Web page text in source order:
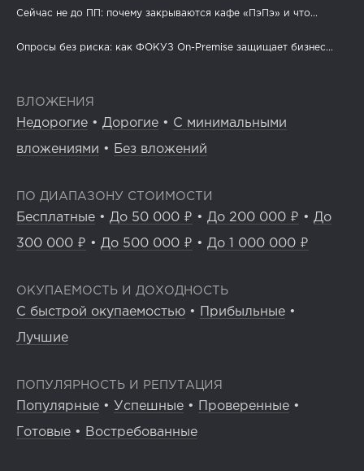
Сейчас не до ПП: почему закрываются кафе «ПэПэ» и что...
Опросы без риска: как ФОКУЗ On-Premise защищает бизнес...
ВЛОЖЕНИЯ
Недорогие • Дорогие • С минимальными
вложениями • Без вложений
ПО ДИАПАЗОНУ СТОИМОСТИ
Бесплатные • До 50 000 ₽ • До 200 000 ₽ • До
300 000 ₽ • До 500 000 ₽ • До 1 000 000 ₽
ОКУПАЕМОСТЬ И ДОХОДНОСТЬ
С быстрой окупаемостью • Прибыльные •
Лучшие
ПОПУЛЯРНОСТЬ И РЕПУТАЦИЯ
Популярные • Успешные • Проверенные •
Готовые • Востребованные